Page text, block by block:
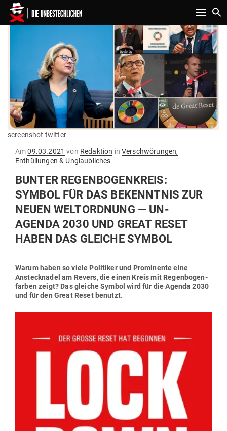
Toggle
screenshot twitter
AmGepostet
am
09.03.2021 von Redaktion in Verschwörungen,
Enthüllungen & Unglaubliches
BUNTER REGEN­BO­GEN­KREIS:
SYMBOL FÜR DAS BEKENNTNIS ZUR
NEUEN WELT­ORDNUNG — UN-
AGENDA 2030 UND GREAT RESET
HABEN DAS GLEICHE SYMBOL
Warum haben so viele Poli­tiker und Pro­mi­nente eine
Ansteck­nadel am Revers, die einen Kreis mit Regen­bo­gen­
farben zeigt? Das gleiche Symbol wird für die Agenda 2030
und für den Great Reset benutzt.